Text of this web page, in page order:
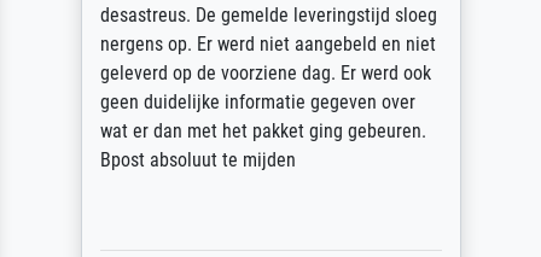
des Rahmens! Unser Bild wurde sehr
sorgfältig und sicher verpackt, so dass es
unbeschadet bei uns ankam. Es wird nicht
unser letzter Meisterdruck sein. Vielen
Dank!